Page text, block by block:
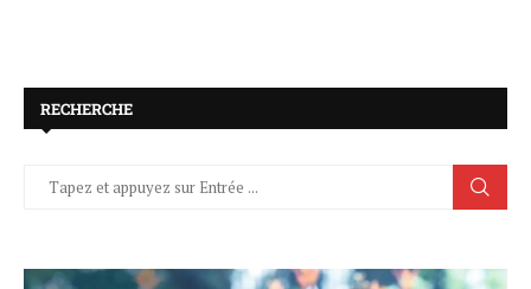
RECHERCHE